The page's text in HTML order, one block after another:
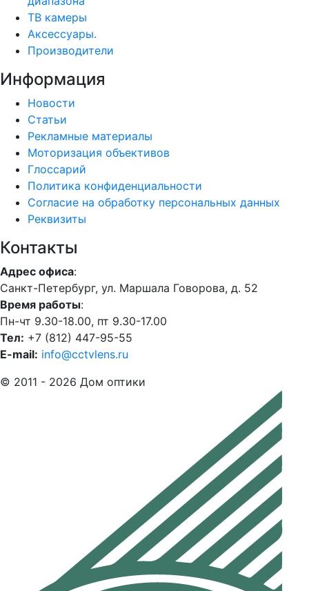
ТВ камеры
Аксессуары.
Производители
Информация
Новости
Статьи
Рекламные материалы
Моторизация объективов
Глоссарий
Политика конфиденциальности
Согласие на обработку персональных данных
Реквизиты
Контакты
Адрес офиса:
Санкт-Петербург, ул. Маршала Говорова, д. 52
Время работы:
Пн-чт 9.30-18.00, пт 9.30-17.00
Тел: +7 (812) 447-95-55
E-mail: info@cctvlens.ru
© 2011 - 2026 Дом оптики